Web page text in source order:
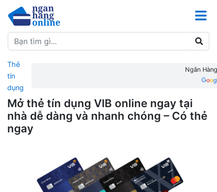
Thẻ
tín
dụng
Ngân
Mở thẻ tín dụng VIB online ngay tại
nhà dễ dàng và nhanh chóng – Có thẻ
ngay